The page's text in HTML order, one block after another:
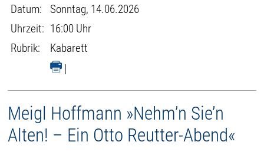
Datum:
Sonntag, 14.06.2026
Uhrzeit: 16:00 Uhr
Rubrik:
Kabarett
|
Meigl Hoffmann »Nehm’n Sie’n
Alten! – Ein Otto Reutter-Abend«